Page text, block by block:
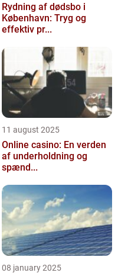
Rydning af dødsbo i
København: Tryg og
effektiv pr...
11 august 2025
Online casino: En verden
af underholdning og
spænd...
08 january 2025